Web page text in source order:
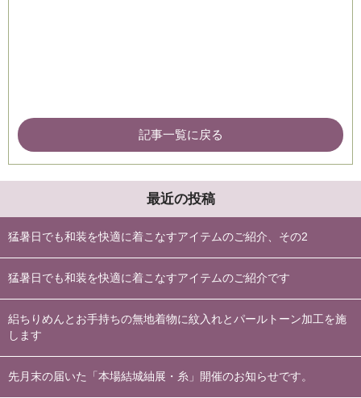
記事一覧に戻る
最近の投稿
猛暑日でも和装を快適に着こなすアイテムのご紹介、その2
猛暑日でも和装を快適に着こなすアイテムのご紹介です
絽ちりめんとお手持ちの無地着物に紋入れとパールトーン加工を施
します
先月末の届いた「本場結城紬展・糸」開催のお知らせです。